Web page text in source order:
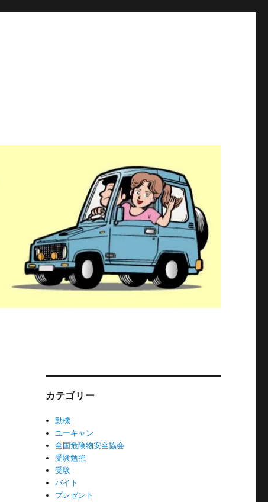
カテゴリー
動機
ユーキャン
全国危険物安全協会
受験勉強
受験
バイト
プレゼント